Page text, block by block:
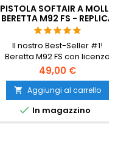
PISTOLA SOFTAIR A MOLLA
BERETTA M92 FS - REPLICA
UFFICIALE UMAREX
Il nostro Best-Seller #1!
Beretta M92 FS con licenza
ufficiale Umarex. Cane
mobile, componenti in
metallo e loghi autentici.
Perfetta per l'inverno.
49,00 €
 Aggiungi al carrello
 In magazzino